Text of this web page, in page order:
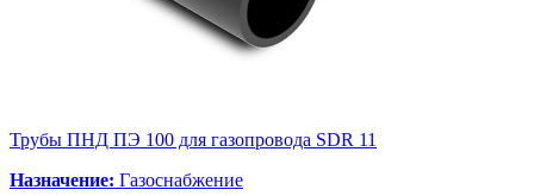
Трубы ПНД ПЭ 100 для газопровода SDR 11
Назначение: Газоснабжение